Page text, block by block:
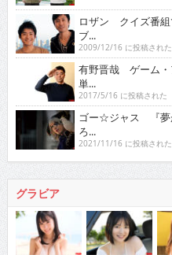
ロザン クイズ番組
ブ...
2009/12/16 に投稿された
有野晋哉 ゲーム・
単...
2017/5/16 に投稿された
ゴー☆ジャス 『夢
ろ...
2021/11/16 に投稿された
グラビア